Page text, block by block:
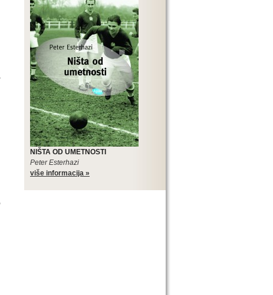
NIŠTA OD UMETNOSTI
Peter Esterhazi
više informacija »